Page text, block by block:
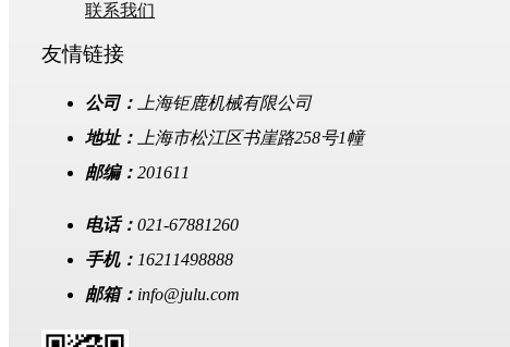
联系我们
友情链接
公司：
上海钜鹿机械有限公司
地址：
上海市松江区书崖路258号1幢
邮编： 201611
电话： 021-67881260
手机： 16211498888
邮箱： info@julu.com